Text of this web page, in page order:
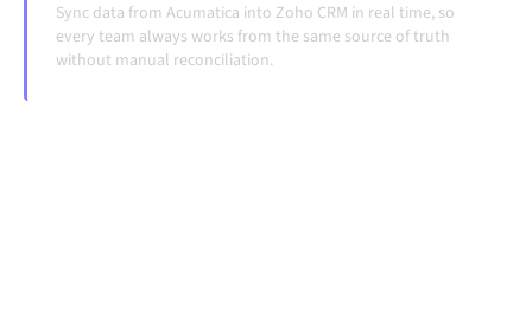
Sync data from Acumatica into Zoho CRM in real time, so
every team always works from the same source of truth
without manual reconciliation.